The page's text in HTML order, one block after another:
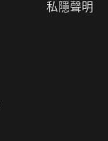
私隱聲明